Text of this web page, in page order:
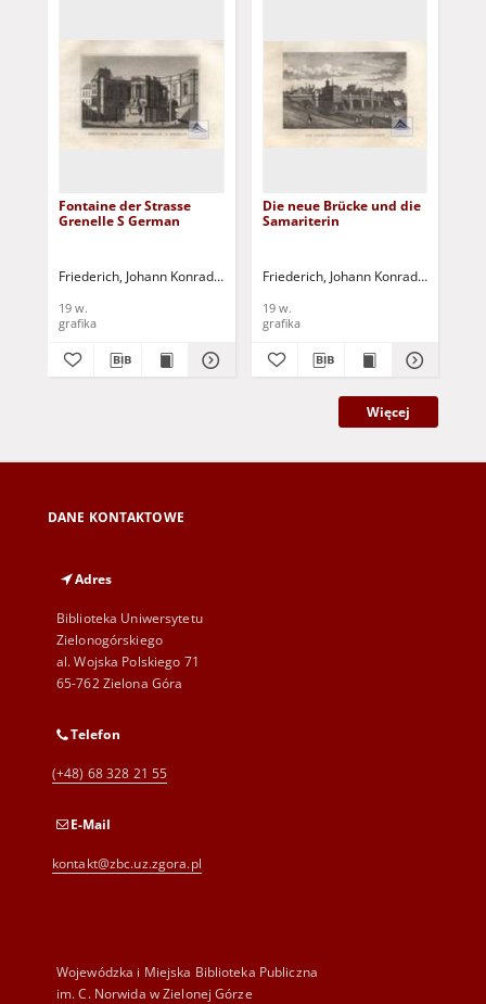
Fontaine der Strasse
Grenelle S German
Friederich, Johann Konrad (1789-1858)
19 w.
grafika
Die neue Brücke und die
Samariterin
Friederich, Johann Konrad (1789-
19 w.
grafika
Więcej
DANE KONTAKTOWE
Adres
Biblioteka Uniwersytetu
Zielonogórskiego
al. Wojska Polskiego 71
65-762 Zielona Góra
Telefon
(+48) 68 328 21 55
E-Mail
kontakt@zbc.uz.zgora.pl
Wojewódzka i Miejska Biblioteka Publiczna
im. C. Norwida w Zielonej Górze